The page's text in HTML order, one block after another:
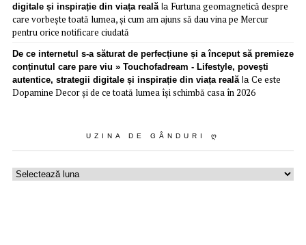
digitale și inspirație din viața realăla Furtuna geomagnetică despre
care vorbește toată lumea, și cum am ajuns să dau vina pe Mercur
pentru orice notificare ciudată
De ce internetul s-a săturat de perfecțiune și a început să premieze
conținutul care pare viu » Touchofadream - Lifestyle, povești
autentice, strategii digitale și inspirație din viața realăla Ce este
Dopamine Decor și de ce toată lumea își schimbă casa în 2026
UZINA DE GÂNDURI Ღ
Uzina